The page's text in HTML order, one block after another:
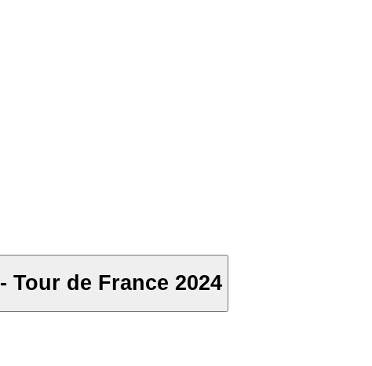
Speeds in the wind - Pogacar - Tour de France 2024